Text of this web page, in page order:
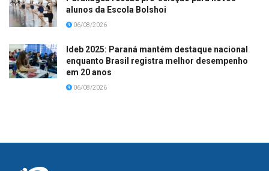
alunos da Escola Bolshoi
06/08/2026
Ideb 2025: Paraná mantém destaque nacional
enquanto Brasil registra melhor desempenho
em 20 anos
06/08/2026